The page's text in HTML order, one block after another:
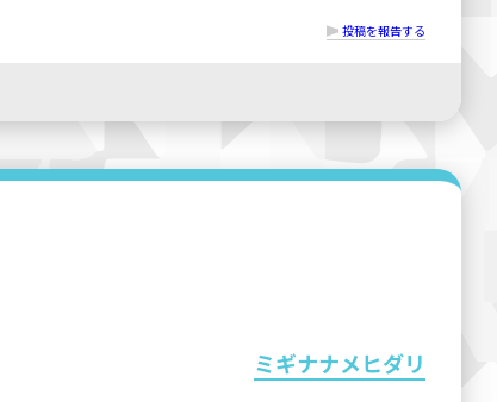
投稿を報告する
ミギナナメヒダリ